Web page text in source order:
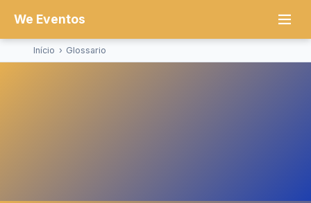
We Eventos
Início › Glossario